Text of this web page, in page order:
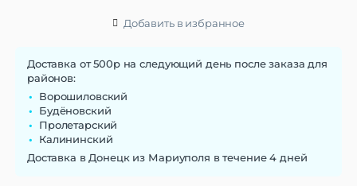
Добавить в избранное
Доставка от 500р на следующий день после заказа для
районов:
Ворошиловский
Будёновский
Пролетарский
Калининский
Доставка в Донецк из Мариуполя в течение 4 дней